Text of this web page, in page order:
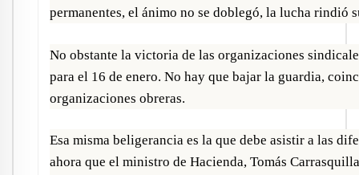
permanentes, el ánimo no se doblegó, la lucha rindió
No obstante la victoria de las organizaciones
para el 16 de enero. No hay que bajar la guardia,
organizaciones obreras.
Esa misma beligerancia es la que debe asistir a las
ahora que el ministro de Hacienda, Tomás